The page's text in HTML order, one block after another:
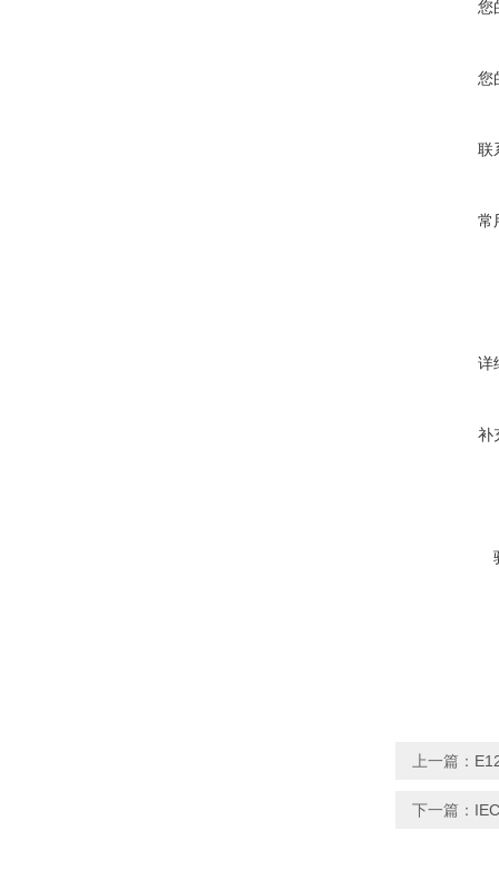
您
您
联
常
详
补
上一篇：
下一篇：